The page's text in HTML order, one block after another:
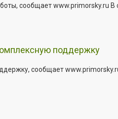
сообщает www.primorsky.ru В
поддержку
сообщает